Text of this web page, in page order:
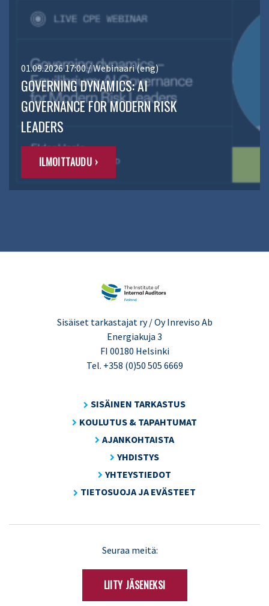
01.09.2026 17:00 / Webinaari (eng)
GOVERNING DYNAMICS: AI
GOVERNANCE FOR MODERN RISK
LEADERS
ILMOITTAUDU ›
Sisäiset tarkastajat ry / Oy Inreviso Ab
Energiakuja 3
FI 00180 Helsinki
Tel. +358 (0)50 505 6669
SISÄINEN TARKASTUS
KOULUTUS & TAPAHTUMAT
AJANKOHTAISTA
YHDISTYS
YHTEYSTIEDOT
TIETOSUOJA JA EVÄSTEET
Seuraa meitä:
LIITY JÄSENEKSI